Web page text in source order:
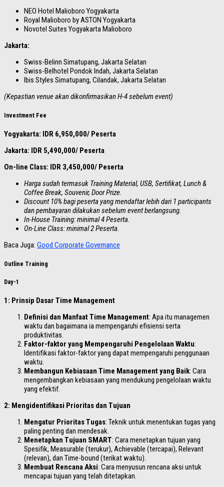
NEO Hotel Malioboro Yogyakarta
Royal Malioboro by ASTON Yogyakarta
Novotel Suites Yogyakarta Malioboro
Jakarta:
Swiss-Belinn Simatupang, Jakarta Selatan
Swiss-Belhotel Pondok Indah, Jakarta Selatan
Ibis Styles Simatupang, Cilandak, Jakarta Selatan
(Kepastian venue akan dikonfirmasikan H-4 sebelum event)
Investment Fee
Yogyakarta: IDR 6,950,000/ Peserta
Jakarta: IDR 5,490,000/ Peserta
On-line Class: IDR 3,450,000/ Peserta
Harga sudah termasuk Training Material, USB, Sertifikat, Lunch &
Coffee Break, Souvenir, Door Prize.
Discount 10% bagi peserta yang mendaftar lebih dari 1 participants
dan pembayaran dilakukan sebelum event berlangsung.
In-House Training: minimal 4 Peserta.
On-Line Class: minimal 2 Peserta.
Baca Juga: Good Corporate Governance
Outline Training
Day-1
1: Prinsip Dasar Time Management
Definisi dan Manfaat Time Management: Apa itu managemen
waktu dan bagaimana ia mempengaruhi efisiensi serta
produktivitas.
Faktor-faktor yang Mempengaruhi Pengelolaan Waktu:
Identifikasi faktor-faktor yang dapat mempengaruhi penggunaan
waktu.
Membangun Kebiasaan Time Management yang Baik: Cara
mengembangkan kebiasaan yang mendukung pengelolaan waktu
yang efektif.
2: Mengidentifikasi Prioritas dan Tujuan
Mengatur Prioritas Tugas: Teknik untuk menentukan tugas yang
paling penting dan mendesak.
Menetapkan Tujuan SMART: Cara menetapkan tujuan yang
Spesifik, Measurable (terukur), Achievable (tercapai), Relevant
(relevan), dan Time-bound (terikat waktu).
Membuat Rencana Aksi: Cara menyusun rencana aksi untuk
mencapai tujuan yang telah ditetapkan.